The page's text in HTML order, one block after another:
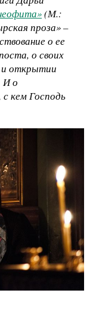
(М.:
проза» –
о ее
о своих
и открытии
И о
кем Господь